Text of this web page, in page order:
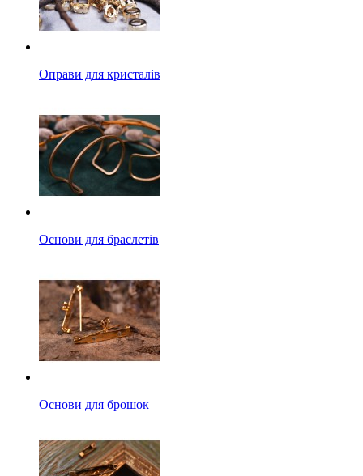
Оправи для кристалів
Основи для браслетів
Основи для брошок